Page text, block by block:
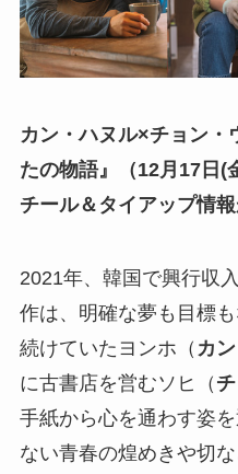
カン・ハヌル×チョン・
たの物語』（12月17日(
チール＆タイアップ情報
2021年、韓国で興行収
作は、明確な夢も目標
続けていたヨンホ（ カ
に古書店を営むソヒ（
手紙から心を通わす姿
ない青春の煌めきや切